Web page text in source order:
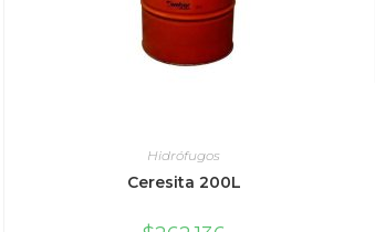
Hidrófugos
Ceresita 200L